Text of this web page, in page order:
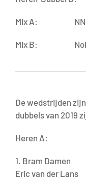
Mix A:
Mix B: Nol
De wedstrijden
dubbels van 2019
Heren A:
1. Bram Damen
Eric van der Lans